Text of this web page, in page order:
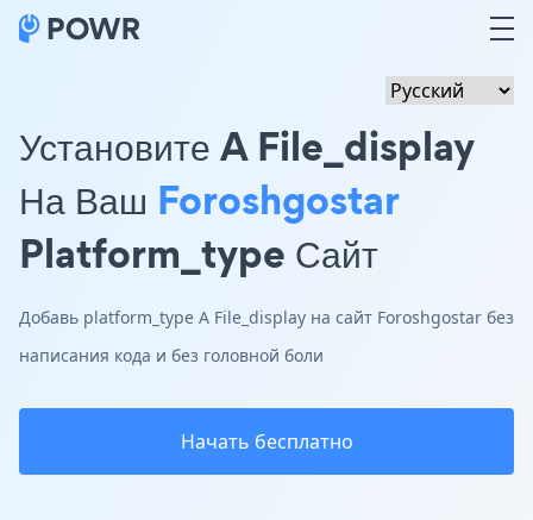
Установите A File_display
На Ваш Foroshgostar
Platform_type Сайт
Добавь platform_type A File_display на сайт Foroshgostar без
написания кода и без головной боли
Начать бесплатно